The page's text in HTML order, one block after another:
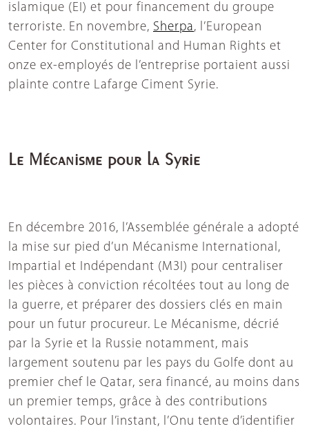
islamique (EI) et pour financement du groupe
terroriste. En novembre, Sherpa, l’European
Center for Constitutional and Human Rights et
onze ex-employés de l’entreprise portaient aussi
plainte contre Lafarge Ciment Syrie.
Le Mécanisme pour la Syrie
En décembre 2016, l’Assemblée générale a adopté
la mise sur pied d’un Mécanisme International,
Impartial et Indépendant (M3I) pour centraliser
les pièces à conviction récoltées tout au long de
la guerre, et préparer des dossiers clés en main
pour un futur procureur. Le Mécanisme, décrié
par la Syrie et la Russie notamment, mais
largement soutenu par les pays du Golfe dont au
premier chef le Qatar, sera financé, au moins dans
un premier temps, grâce à des contributions
volontaires. Pour l’instant, l’Onu tente d’identifier